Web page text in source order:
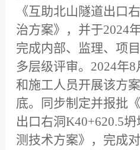
《互助北山隧道出口
治方案》， 并于2024
完成内部、监理、项
多层级评审。2024年
和施工人员开展该方
底。同步制定并报批
出口右洞K40+620.5
测技术方案》，完成